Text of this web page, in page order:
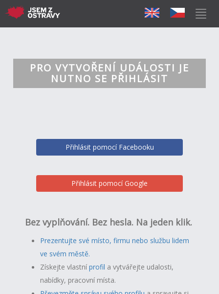
PRO VYTVOŘENÍ UDÁLOSTI JE
NUTNO SE PŘIHLÁSIT
Přihlásit pomocí Facebooku
Přihlásit pomocí Google
Bez vyplňování. Bez hesla. Na jeden klik.
Prezentujte své místo, firmu nebo službu lidem
ve svém městě.
Získejte vlastníprofil a vytvářejte udalosti,
nabídky, pracovní místa.